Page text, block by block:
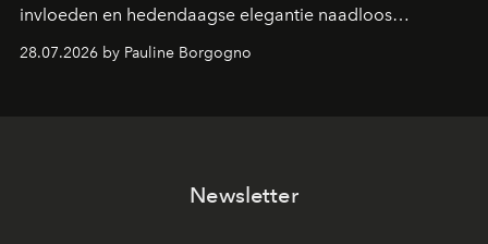
invloeden en hedendaagse elegantie naadloos
samenkomen.
28.07.2026 by Pauline Borgogno
Newsletter